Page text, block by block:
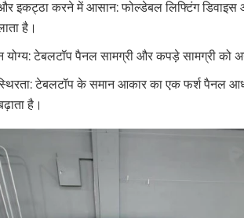
इकट्ठा करने में आसान: फोल्डेबल लिफ्टिंग डिवाइस
है।
टेबलटॉप पैनल सामग्री और कपड़े सामग्री को
टेबलटॉप के समान आकार का एक फर्श पैनल
है।